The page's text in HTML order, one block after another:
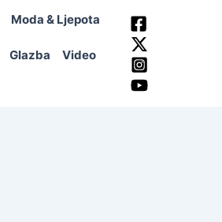
Moda & Ljepota
Glazba Video